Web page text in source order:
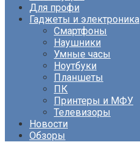
Для профи
Гаджеты и электроника
Смартфоны
Наушники
Умные часы
Ноутбуки
Планшеты
ПК
Принтеры и МФУ
Телевизоры
Новости
Обзоры